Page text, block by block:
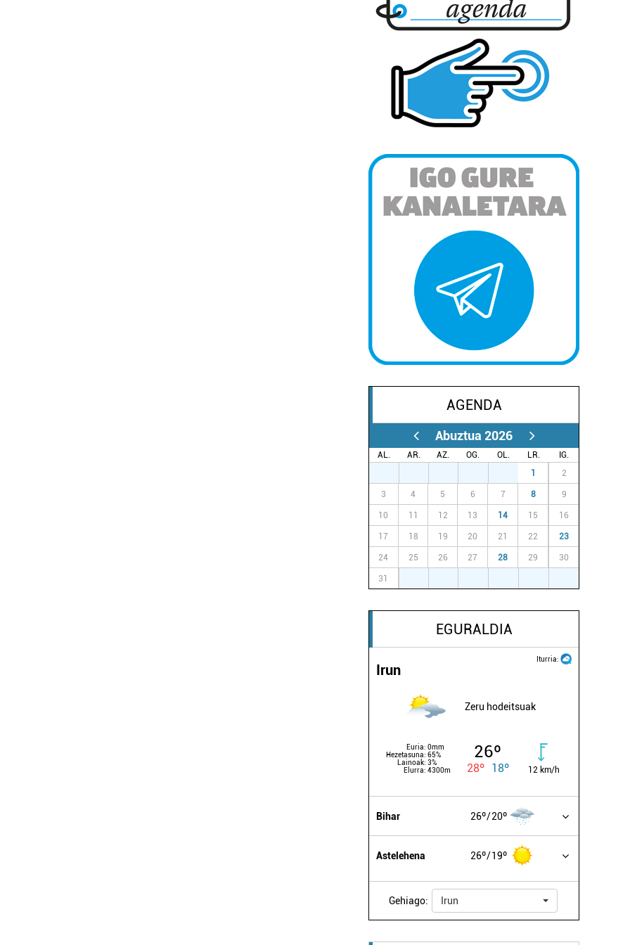
AGENDA
Abuztua 2026
AL. AR. AZ. OG. OL. LR.
IG.
1 2
3 4 5 6 7 8 9
10 11 12 13 14 15 16
17 18 19 20 21 22 23
24 25 26 27 28 29 30
31
EGURALDIA
Iturria:
Irun
Zeru hodeitsuak
Euria: 0mm
Hezetasuna: 65%
Lainoak: 3%
Elurra: 4300m
26º
28º 18º 12 km/h
Bihar 26º 20º
Astelehena 26º 19º
Gehiago: Irun